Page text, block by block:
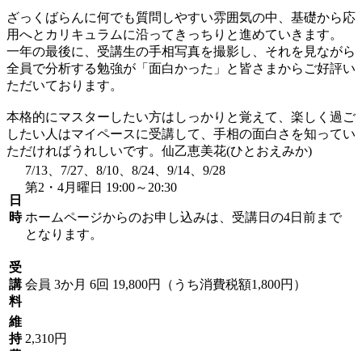
ざっくばらんに何でも質問しやすい雰囲気の中、基礎から応
用へとカリキュラムに沿ってきっちりと進めていきます。
一年の最後に、受講生の手相写真を撮影し、それを見ながら
全員で分析する勉強が「面白かった」と皆さまからご好評い
ただいております。
本格的にマスターしたい方はしっかりと覚えて、楽しく過ご
したい人はマイペースに受講して、手相の面白さを知ってい
ただければうれしいです。仙乙恵美花(ひとおえみか)
日
時
7/13、7/27、8/10、8/24、9/14、9/28
第2・4月曜日 19:00～20:30
ホームページからのお申し込みは、受講日の4日前まで
となります。
受
講
料
会員 3か月 6回 19,800円（うち消費税額1,800円）
維
持 2,310円